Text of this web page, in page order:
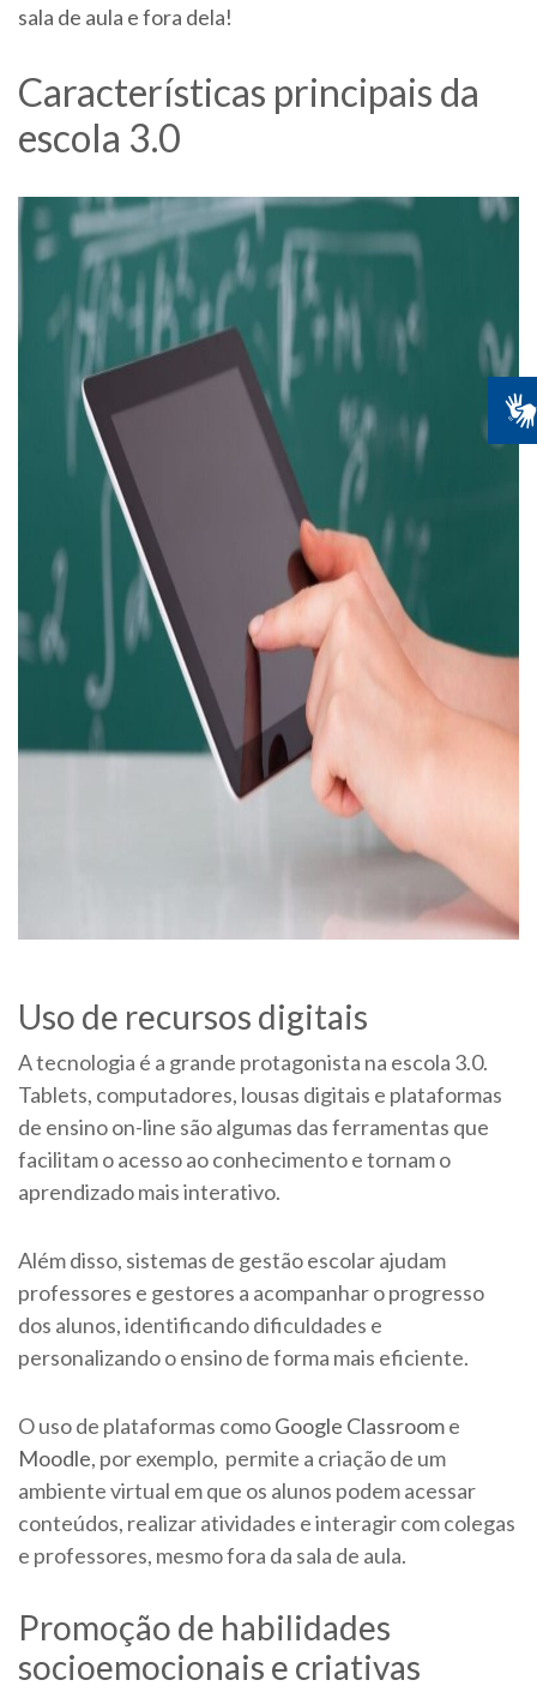
sala de aula e fora dela!
Características principais da
escola 3.0
Uso de recursos digitais
A tecnologia é a grande protagonista na escola 3.0.
Tablets, computadores, lousas digitais e plataformas
de ensino on-line são algumas das ferramentas que
facilitam o acesso ao conhecimento e tornam o
aprendizado mais interativo.
Além disso, sistemas de gestão escolar ajudam
professores e gestores a acompanhar o progresso
dos alunos, identificando dificuldades e
personalizando o ensino de forma mais eficiente.
O uso de plataformas comoGoogle Classroome
Moodle, por exemplo, permite a criação de um
ambiente virtual em que os alunos podem acessar
conteúdos, realizar atividades e interagir com colegas
e professores, mesmo fora da sala de aula.
Promoção de habilidades
socioemocionais e criativas